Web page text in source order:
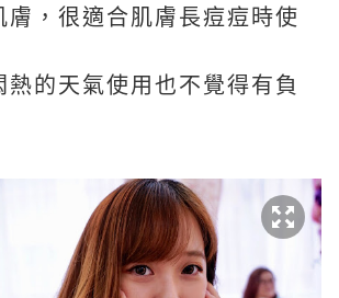
膚，很適合肌膚長痘痘時使
熱的天氣使用也不覺得有負